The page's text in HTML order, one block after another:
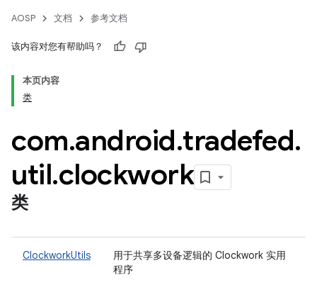
AOSP 文档 参考文档
该内容对您有帮助吗？
本页内容
类
com.android.tradefed.
util.clockwork
类
ClockworkUtils
用于共享多设备逻辑的 Clockwork 实用
程序